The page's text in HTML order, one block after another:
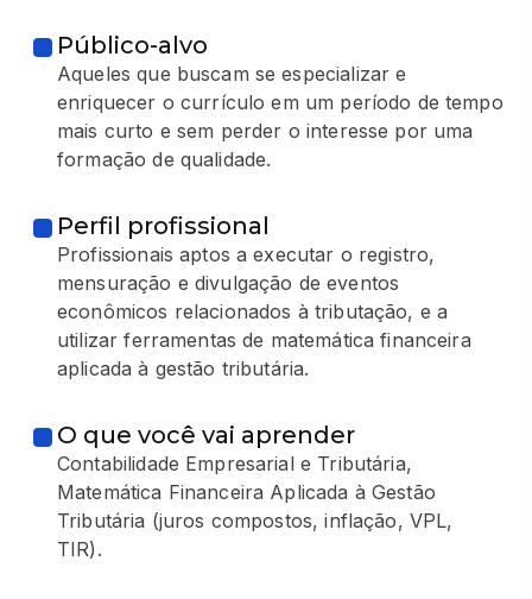
Público-alvo
Aqueles que buscam se especializar e
enriquecer o currículo em um período de tempo
mais curto e sem perder o interesse por uma
formação de qualidade.
Perfil profissional
Profissionais aptos a executar o registro,
mensuração e divulgação de eventos
econômicos relacionados à tributação, e a
utilizar ferramentas de matemática financeira
aplicada à gestão tributária.
O que você vai aprender
Contabilidade Empresarial e Tributária,
Matemática Financeira Aplicada à Gestão
Tributária (juros compostos, inflação, VPL,
TIR).